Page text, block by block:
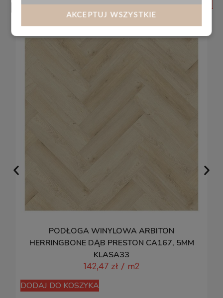
powiązane
PODŁOGA WINYLOWA ARBITON
HERRINGBONE DĄB PRESTON CA167, 5MM
KLASA33
142,47 zł / m2
DODAJ DO KOSZYKA
AKCEPTUJ WSZYSTKIE